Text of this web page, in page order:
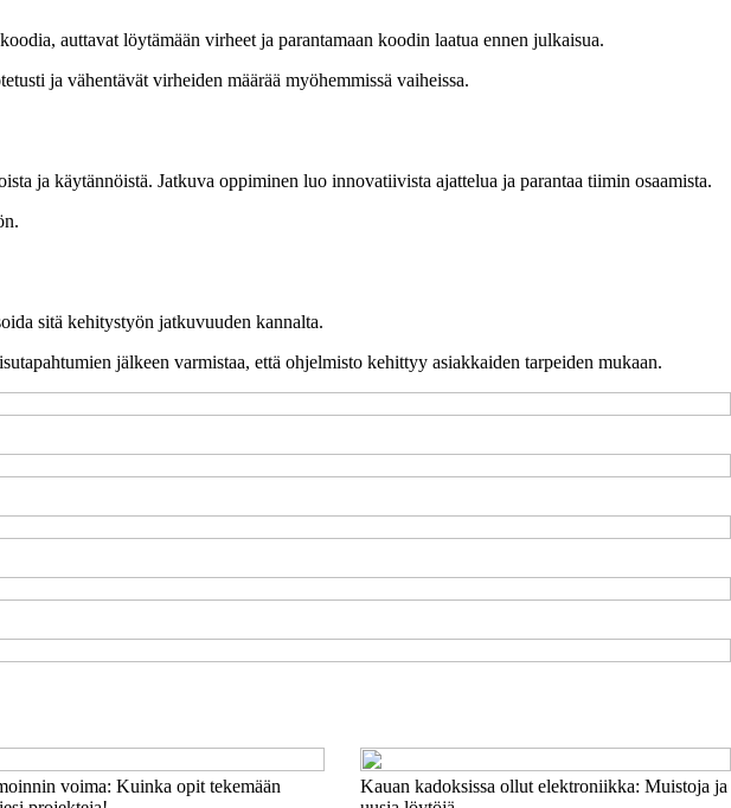
auttavat löytämään virheet ja parantamaan koodin laatua ennen julkaisua.
ja vähentävät virheiden määrää myöhemmissä vaiheissa.
ja käytännöistä. Jatkuva oppiminen luo innovatiivista ajattelua ja parantaa tiimin osaamista.
sitä kehitystyön jatkuvuuden kannalta.
jälkeen varmistaa, että ohjelmisto kehittyy asiakkaiden tarpeiden mukaan.
voima: Kuinka opit tekemään
Kauan kadoksissa ollut elektroniikka: Muistoja ja